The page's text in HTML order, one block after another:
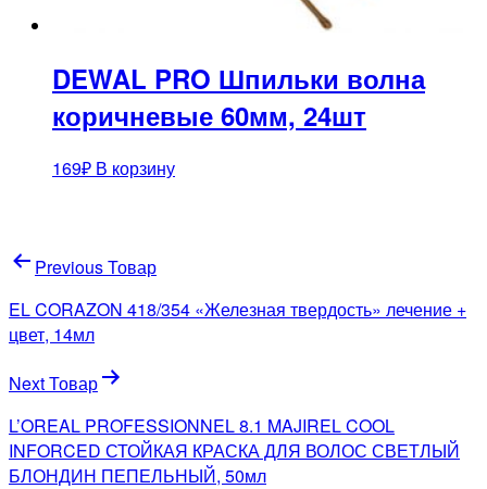
DEWAL PRO Шпильки волна
коричневые 60мм, 24шт
169₽ В корзину
Навигация
по
записям
Previous Товар
EL CORAZON 418/354 «Железная твердость» лечение +
цвет, 14мл
Next Товар
L’OREAL PROFESSIONNEL 8.1 MAJIREL COOL
INFORCED СТОЙКАЯ КРАСКА ДЛЯ ВОЛОС СВЕТЛЫЙ
БЛОНДИН ПЕПЕЛЬНЫЙ, 50мл